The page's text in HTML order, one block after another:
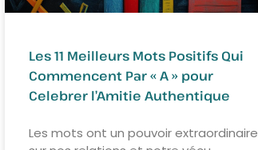
Les 11 Meilleurs Mots Positifs Qui
Commencent Par « A » pour
Celebrer l’Amitie Authentique
Les mots ont un pouvoir extraordinaire